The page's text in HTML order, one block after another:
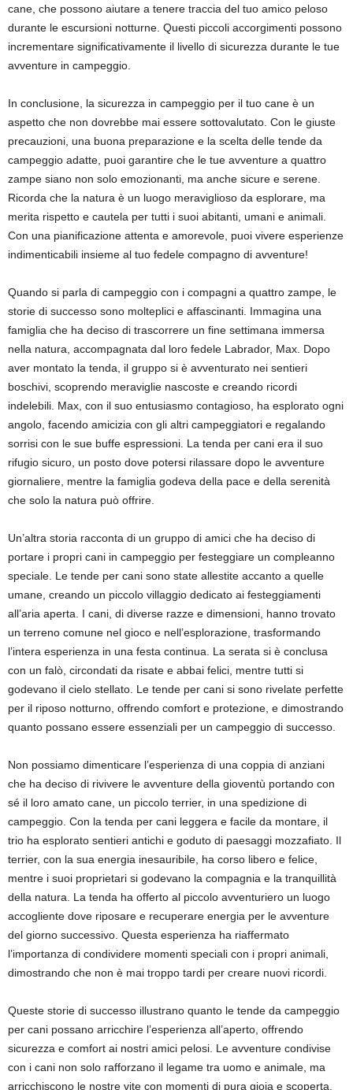
cane, che possono aiutare a tenere traccia del tuo amico peloso
durante le escursioni notturne. Questi piccoli accorgimenti possono
incrementare significativamente il livello di sicurezza durante le tue
avventure in campeggio.
In conclusione, la sicurezza in campeggio per il tuo cane è un
aspetto che non dovrebbe mai essere sottovalutato. Con le giuste
precauzioni, una buona preparazione e la scelta delle tende da
campeggio adatte, puoi garantire che le tue avventure a quattro
zampe siano non solo emozionanti, ma anche sicure e serene.
Ricorda che la natura è un luogo meraviglioso da esplorare, ma
merita rispetto e cautela per tutti i suoi abitanti, umani e animali.
Con una pianificazione attenta e amorevole, puoi vivere esperienze
indimenticabili insieme al tuo fedele compagno di avventure!
Quando si parla di campeggio con i compagni a quattro zampe, le
storie di successo sono molteplici e affascinanti. Immagina una
famiglia che ha deciso di trascorrere un fine settimana immersa
nella natura, accompagnata dal loro fedele Labrador, Max. Dopo
aver montato la tenda, il gruppo si è avventurato nei sentieri
boschivi, scoprendo meraviglie nascoste e creando ricordi
indelebili. Max, con il suo entusiasmo contagioso, ha esplorato ogni
angolo, facendo amicizia con gli altri campeggiatori e regalando
sorrisi con le sue buffe espressioni. La tenda per cani era il suo
rifugio sicuro, un posto dove potersi rilassare dopo le avventure
giornaliere, mentre la famiglia godeva della pace e della serenità
che solo la natura può offrire.
Un’altra storia racconta di un gruppo di amici che ha deciso di
portare i propri cani in campeggio per festeggiare un compleanno
speciale. Le tende per cani sono state allestite accanto a quelle
umane, creando un piccolo villaggio dedicato ai festeggiamenti
all’aria aperta. I cani, di diverse razze e dimensioni, hanno trovato
un terreno comune nel gioco e nell’esplorazione, trasformando
l’intera esperienza in una festa continua. La serata si è conclusa
con un falò, circondati da risate e abbai felici, mentre tutti si
godevano il cielo stellato. Le tende per cani si sono rivelate perfette
per il riposo notturno, offrendo comfort e protezione, e dimostrando
quanto possano essere essenziali per un campeggio di successo.
Non possiamo dimenticare l’esperienza di una coppia di anziani
che ha deciso di rivivere le avventure della gioventù portando con
sé il loro amato cane, un piccolo terrier, in una spedizione di
campeggio. Con la tenda per cani leggera e facile da montare, il
trio ha esplorato sentieri antichi e goduto di paesaggi mozzafiato. Il
terrier, con la sua energia inesauribile, ha corso libero e felice,
mentre i suoi proprietari si godevano la compagnia e la tranquillità
della natura. La tenda ha offerto al piccolo avventuriero un luogo
accogliente dove riposare e recuperare energia per le avventure
del giorno successivo. Questa esperienza ha riaffermato
l’importanza di condividere momenti speciali con i propri animali,
dimostrando che non è mai troppo tardi per creare nuovi ricordi.
Queste storie di successo illustrano quanto le tende da campeggio
per cani possano arricchire l’esperienza all’aperto, offrendo
sicurezza e comfort ai nostri amici pelosi. Le avventure condivise
con i cani non solo rafforzano il legame tra uomo e animale, ma
arricchiscono le nostre vite con momenti di pura gioia e scoperta.